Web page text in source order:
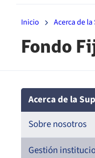
Inicio Acerca de
Fondo
Acerca de la
Sobre nosotros
Historia
Gestión